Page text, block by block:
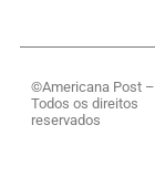
©Americana Post –
Todos os direitos
reservados